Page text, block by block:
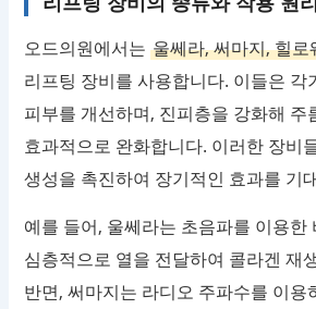
오드의원에서는울쎄라, 써마지, 힐로
리프팅 장비를 사용합니다. 이들은 각
피부를 개선하며, 진피층을 강화해 주
효과적으로 완화합니다. 이러한 장비
생성을 촉진하여 장기적인 효과를 기
예를 들어, 울쎄라는 초음파를 이용한
심층적으로 열을 전달하여 콜라겐 재
반면, 써마지는 라디오 주파수를 이용